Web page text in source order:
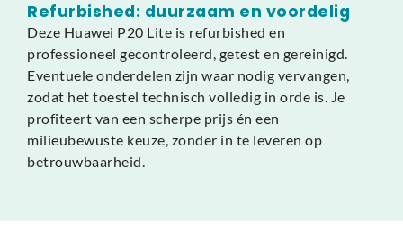
Refurbished: duurzaam en voordelig
Deze Huawei P20 Lite is refurbished en
professioneel gecontroleerd, getest en gereinigd.
Eventuele onderdelen zijn waar nodig vervangen,
zodat het toestel technisch volledig in orde is. Je
profiteert van een scherpe prijs én een
milieubewuste keuze, zonder in te leveren op
betrouwbaarheid.